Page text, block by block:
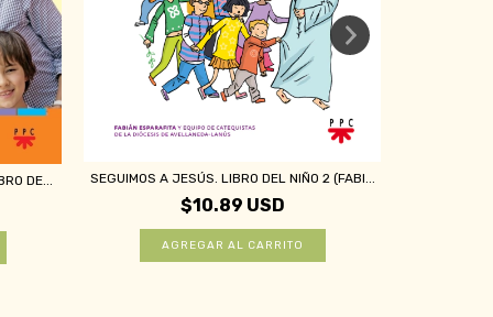
DE... SEGUIMOS A JESÚS. LIBRO DEL NIÑO 2 (FABI...
$10.89 USD